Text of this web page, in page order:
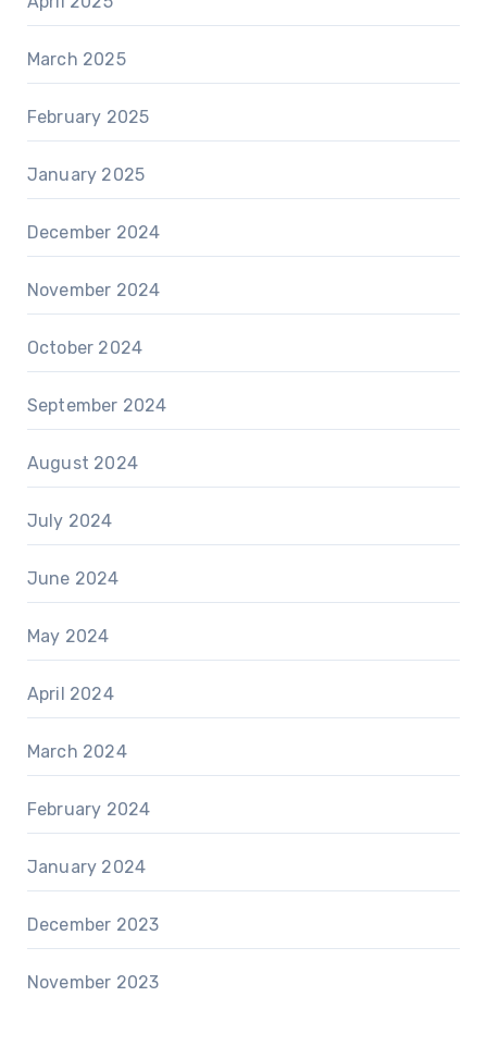
March 2025
February 2025
January 2025
December 2024
November 2024
October 2024
September 2024
August 2024
July 2024
June 2024
May 2024
April 2024
March 2024
February 2024
January 2024
December 2023
November 2023